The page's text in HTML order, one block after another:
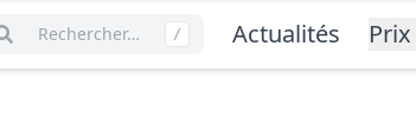
Rechercher… / Actualités